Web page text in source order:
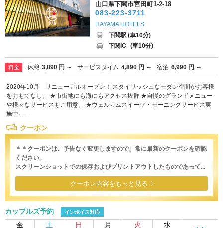
山口県下関市宮田町1-2-18
083-223-3711
HAYAMA HOTELS
下関駅 (車10分)
下関IC (車10分)
料金 休憩 3,890 円 ～ サービスタイム 4,890 円 ～ 宿泊 6,990 円 ～
2020年10月 リニューアルオープン！ スタイリッシュなモダン空間がお客様
をおもてなし。 ★市街地にも海にもアクセス抜群 ★自慢のグランドメニュー
や様々なサービスもご用意。 ★ウェルカムスイーツ・モーニングサービス実
施中。 ...
クーポン
＊＊クーポンは、予告なく変更しますので、常に最新のクーポンを確認
ください。
スクリーンショットでの保存およびプリントアウトしたものであって...
クーポン内容をもっと見る
カップルズ予約 インボイス対応
金 土 日 月 火 水